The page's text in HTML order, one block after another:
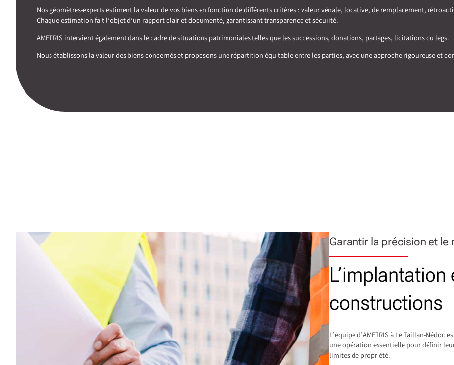
Nos géomètres-experts estiment la valeur de vos biens en fonction de différents critères : valeur vénale, locative, de remplacement,
Chaque estimation fait l’objet d’un rapport clair et documenté, garantissant transparence et sécurité.
AMETRIS intervient également dans le cadre de situations patrimoniales telles que les successions, donations, partages, licitations ou legs.
Nous établissons la valeur des biens concernés et proposons une répartition équitable entre les parties, avec une approche rigoureuse et
Garantir la précision et
constructions
L’équipe d’AMETRIS à Le Taillan-
une opération essentielle pour définir
limites de propriété.